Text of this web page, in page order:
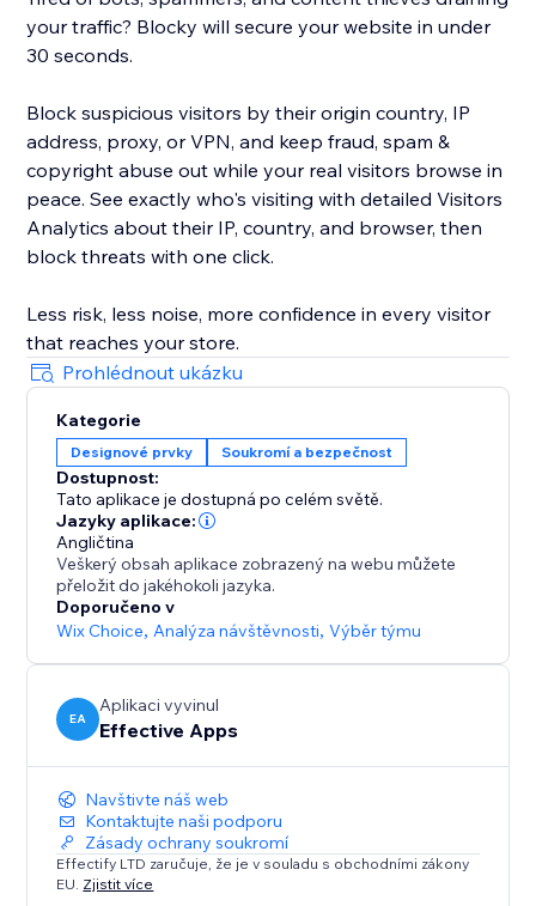
your traffic? Blocky will secure your website in under
30 seconds.
Block suspicious visitors by their origin country, IP
address, proxy, or VPN, and keep fraud, spam &
copyright abuse out while your real visitors browse in
peace. See exactly who's visiting with detailed Visitors
Analytics about their IP, country, and browser, then
block threats with one click.
Less risk, less noise, more confidence in every visitor
that reaches your store.
Prohlédnout ukázku
Kategorie
Designové prvky Soukromí a bezpečnost
Dostupnost:
Tato aplikace je dostupná po celém světě.
Jazyky aplikace:
Angličtina
Veškerý obsah aplikace zobrazený na webu můžete
přeložit do jakéhokoli jazyka.
Doporučeno v
Wix Choice, Analýza návštěvnosti,Výběr týmu
EA
Aplikaci vyvinul
Effective Apps
Navštivte náš web
Kontaktujte naši podporu
Zásady ochrany soukromí
Effectify LTD zaručuje, že je v souladu s obchodními zákony
EU. Zjistit více